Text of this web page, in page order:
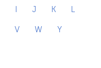
J K L
V W Y